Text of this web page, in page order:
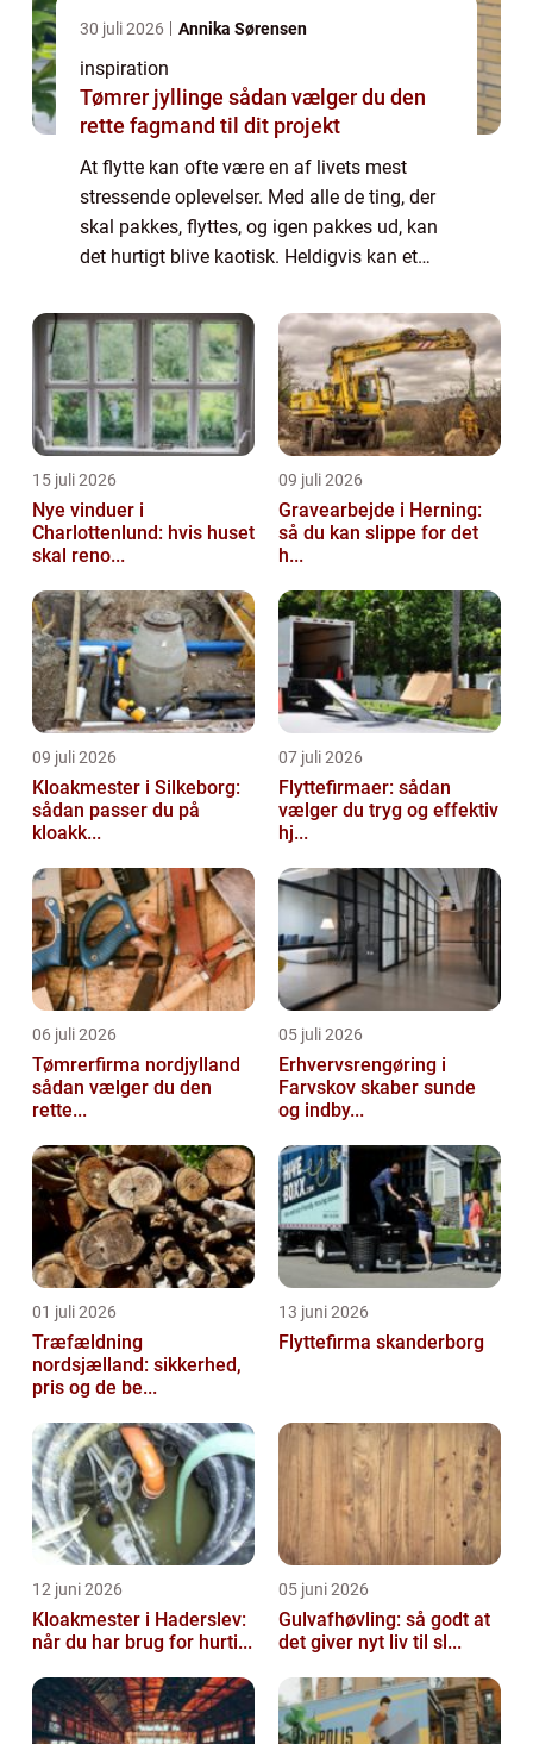
30 juli 2026 Annika Sørensen
inspiration
Tømrer jyllinge sådan vælger du den
rette fagmand til dit projekt
At flytte kan ofte være en af livets mest
stressende oplevelser. Med alle de ting, der
skal pakkes, flyttes, og igen pakkes ud, kan
det hurtigt blive kaotisk. Heldigvis kan et
processen meget ...
15 juli 2026
Nye vinduer i
Charlottenlund: hvis huset
skal reno...
09 juli 2026
Gravearbejde i Herning:
så du kan slippe for det
h...
09 juli 2026
Kloakmester i Silkeborg:
sådan passer du på
kloakk...
07 juli 2026
Flyttefirmaer: sådan
vælger du tryg og effektiv
hj...
06 juli 2026
Tømrerfirma nordjylland
sådan vælger du den
rette...
05 juli 2026
Erhvervsrengøring i
Farvskov skaber sunde
og indby...
01 juli 2026
Træfældning
nordsjælland: sikkerhed,
pris og de be...
13 juni 2026
Flyttefirma skanderborg
12 juni 2026
Kloakmester i Haderslev:
når du har brug for hurti...
05 juni 2026
Gulvafhøvling: så godt at
det giver nyt liv til sl...